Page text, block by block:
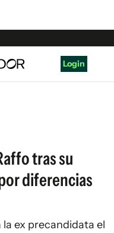
Login
tras su
diferencias
ex precandidata el